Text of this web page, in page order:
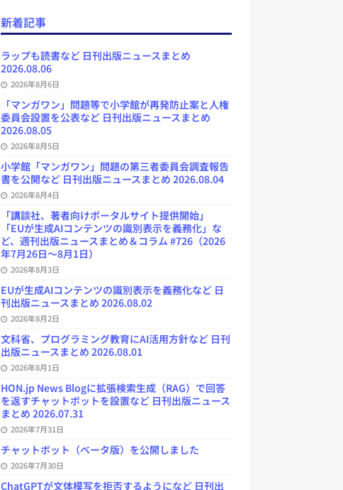
e
b
o
o
k
k
y
d
o
n
d
s
b
C
n
e
y
新着記事
ラップも読書など 日刊出版ニュースまとめ
2026.08.06
2026年8月6日
「マンガワン」問題等で小学館が再発防止案と人権
委員会設置を公表など 日刊出版ニュースまとめ
2026.08.05
2026年8月5日
小学館「マンガワン」問題の第三者委員会調査報告
書を公開など 日刊出版ニュースまとめ 2026.08.04
2026年8月4日
「講談社、著者向けポータルサイト提供開始」
「EUが生成AIコンテンツの識別表示を義務化」な
ど、週刊出版ニュースまとめ＆コラム #726（2026
年7月26日～8月1日）
2026年8月3日
EUが生成AIコンテンツの識別表示を義務化など 日
刊出版ニュースまとめ 2026.08.02
2026年8月2日
文科省、プログラミング教育にAI活用方針など 日刊
出版ニュースまとめ 2026.08.01
2026年8月1日
HON.jp News Blogに拡張検索生成（RAG）で回答
を返すチャットボットを設置など 日刊出版ニュース
まとめ 2026.07.31
2026年7月31日
チャットボット（ベータ版）を公開しました
2026年7月30日
ChatGPTが文体模写を拒否するようになど 日刊出